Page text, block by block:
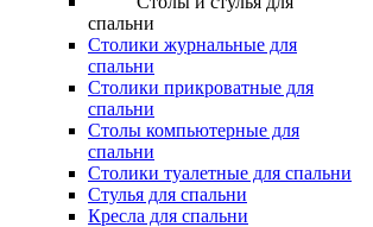
спальни
Столики журнальные для
спальни
Столики прикроватные для
спальни
Столы компьютерные для
спальни
Столики туалетные для спальни
Стулья для спальни
Кресла для спальни